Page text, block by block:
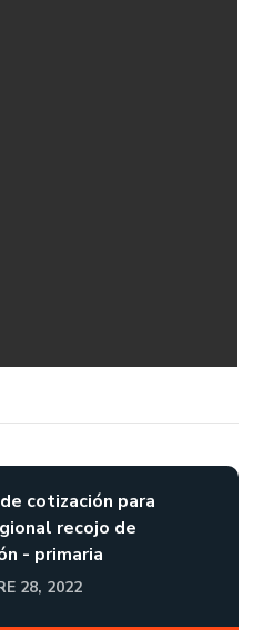
cotización para
recojo de
- primaria
28, 2022